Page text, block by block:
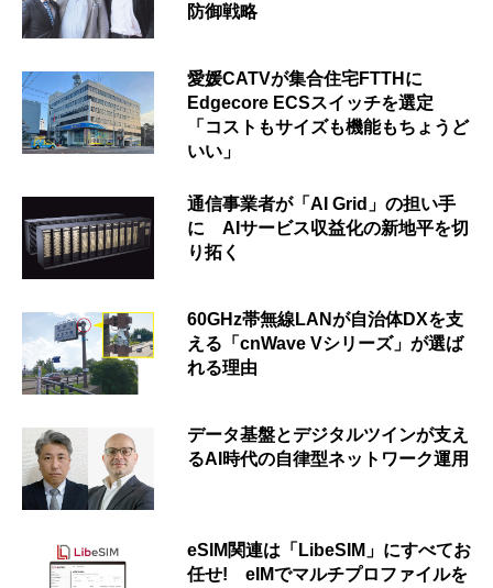
防御戦略
愛媛CATVが集合住宅FTTHに
Edgecore ECSスイッチを選定
「コストもサイズも機能もちょうど
いい」
通信事業者が「AI Grid」の担い手
に AIサービス収益化の新地平を切
り拓く
60GHz帯無線LANが自治体DXを支
える「cnWave Vシリーズ」が選ば
れる理由
データ基盤とデジタルツインが支え
るAI時代の自律型ネットワーク運用
eSIM関連は「LibeSIM」にすべてお
任せ! eIMでマルチプロファイルを